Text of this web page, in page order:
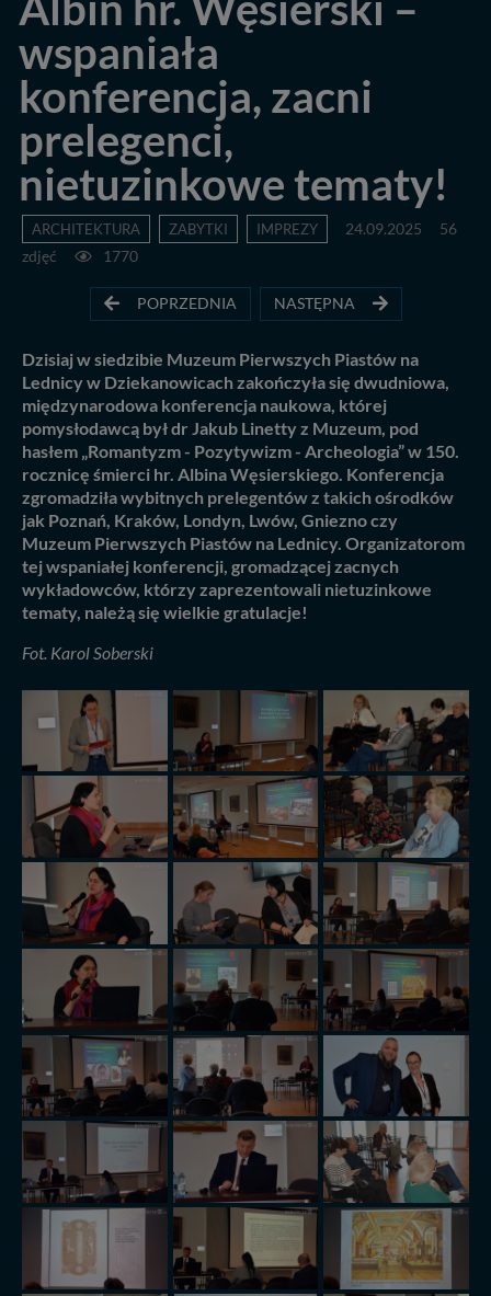
wspaniała
konferencja, zacni
prelegenci,
nietuzinkowe tematy!
ARCHITEKTURA ZABYTKI IMPREZY 24.09.2025
56
zdjęć
1770
POPRZEDNIA NASTĘPNA
Dzisiaj w siedzibie Muzeum Pierwszych Piastów na
Lednicy w Dziekanowicach zakończyła się dwudniowa,
międzynarodowa konferencja naukowa, której
pomysłodawcą był dr Jakub Linetty z Muzeum, pod
hasłem „Romantyzm - Pozytywizm - Archeologia” w 150.
rocznicę śmierci hr. Albina Węsierskiego. Konferencja
zgromadziła wybitnych prelegentów z takich ośrodków
jak Poznań, Kraków, Londyn, Lwów, Gniezno czy
Muzeum Pierwszych Piastów na Lednicy. Organizatorom
tej wspaniałej konferencji, gromadzącej zacnych
wykładowców, którzy zaprezentowali nietuzinkowe
tematy, należą się wielkie gratulacje!
Fot. Karol Soberski